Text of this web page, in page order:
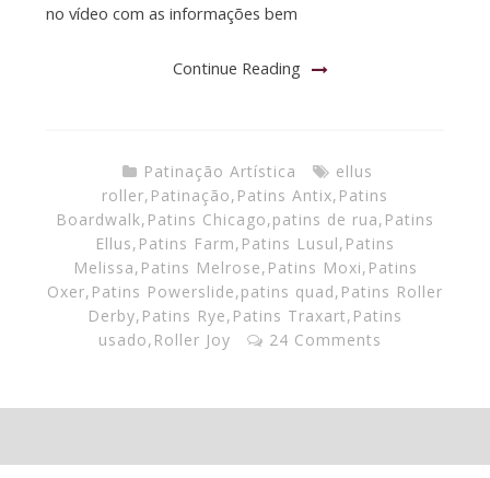
no vídeo com as informações bem
Continue Reading
Patinação Artística
ellus
roller, Patinação, Patins Antix, Patins
Boardwalk, Patins Chicago,patins de rua, Patins
Ellus, Patins Farm, Patins Lusul, Patins
Melissa, Patins Melrose, Patins Moxi, Patins
Oxer, Patins Powerslide,patins quad, Patins Roller
Derby, Patins Rye, Patins Traxart, Patins
usado, Roller Joy 24 Comments